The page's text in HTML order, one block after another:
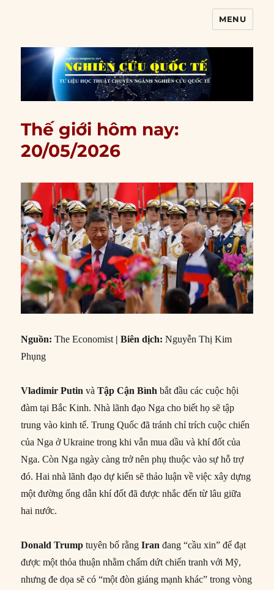
MENU
Thế giới hôm nay:
20/05/2026
Nguồn:The Economist | Biên dịch:Nguyễn Thị Kim
Phụng
Vladimir Putinvà Tập Cận Bình bắt đầu các cuộc hội
đàm tại Bắc Kinh. Nhà lãnh đạo Nga cho biết họ sẽ tập
trung vào kinh tế. Trung Quốc đã tránh chỉ trích cuộc chiến
của Nga ở Ukraine trong khi vẫn mua dầu và khí đốt của
Nga. Còn Nga ngày càng trở nên phụ thuộc vào sự hỗ trợ
đó. Hai nhà lãnh đạo dự kiến sẽ thảo luận về việc xây dựng
một đường ống dẫn khí đốt đã được nhắc đến từ lâu giữa
hai nước.
Donald Trump tuyên bố rằngIran đang “cầu xin” để đạt
được một thỏa thuận nhằm chấm dứt chiến tranh với Mỹ,
nhưng đe dọa sẽ có “một đòn giáng mạnh khác” trong vòng